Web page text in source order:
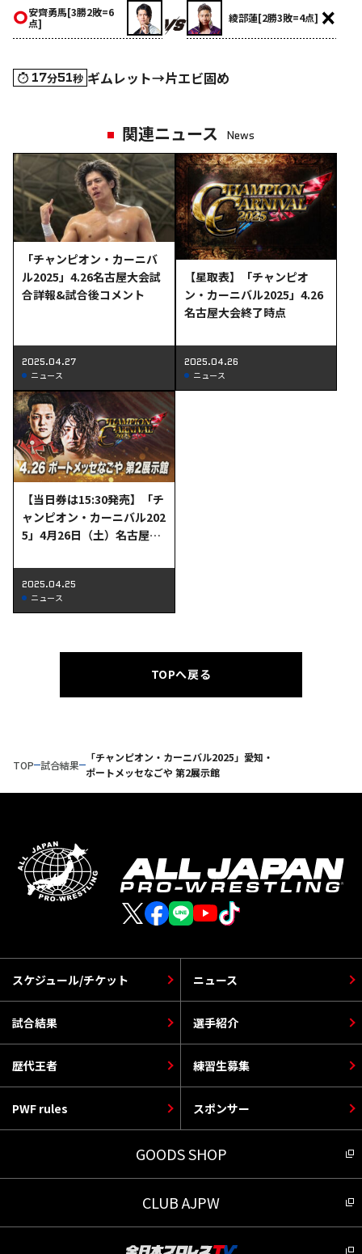
安齊勇馬[3勝2敗=6
点]
綾部蓮[2勝3敗=4点]
17分51秒 ギムレット→片エビ固め
関連ニュース News
「チャンピオン・カーニバ
ル2025」4.26名古屋大会試
合詳報&試合後コメント
2025.04.27
ニュース
【星取表】「チャンピオ
ン・カーニバル2025」4.26
名古屋大会終了時点
2025.04.26
ニュース
【当日券は15:30発売】「チ
ャンピオン・カーニバル202
5」4月26日（土）名古屋大
2025.04.25
ニュース
TOPへ戻る
TOP 試合結果
「チャンピオン・カーニバル2025」愛知・
ポートメッセなごや 第2展示館
スケジュール/チケット
選手紹介
PWF rules
ニュース
歴代王者
スポンサー
試合結果
練習生募集
GOODS SHOP
CLUB AJPW